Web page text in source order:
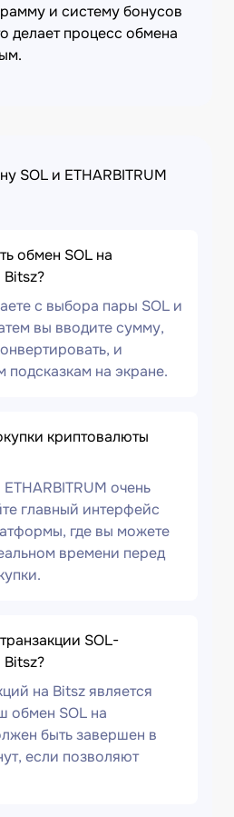
и систему бонусов
делает процесс обмена
SOL и ETHARBITRUM
обмен SOL на
Bitsz?
с выбора пары SOL и
вы вводите сумму,
и
подсказкам на экране.
криптовалюты
очень
главный интерфейс
где вы можете
времени перед
SOL-
Bitsz?
на Bitsz является
обмен SOL на
быть завершен в
если позволяют